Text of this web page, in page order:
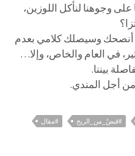
على وجوهنا لنأكل اللوزين،
أنصحك وسيصلك كلامي بعدم
في العام والخاص، وإلا…
بيننا.
أجل المندي.
#قبضٌ_من_الريح
#مقال